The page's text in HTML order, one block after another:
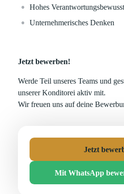
Hohes
Unternehmerisches Denken
Jetzt bewerben!
Werde Teil unseres Teams und
unserer Konditorei aktiv mit.
Wir freuen uns auf deine
Jetzt
Mit WhatsApp